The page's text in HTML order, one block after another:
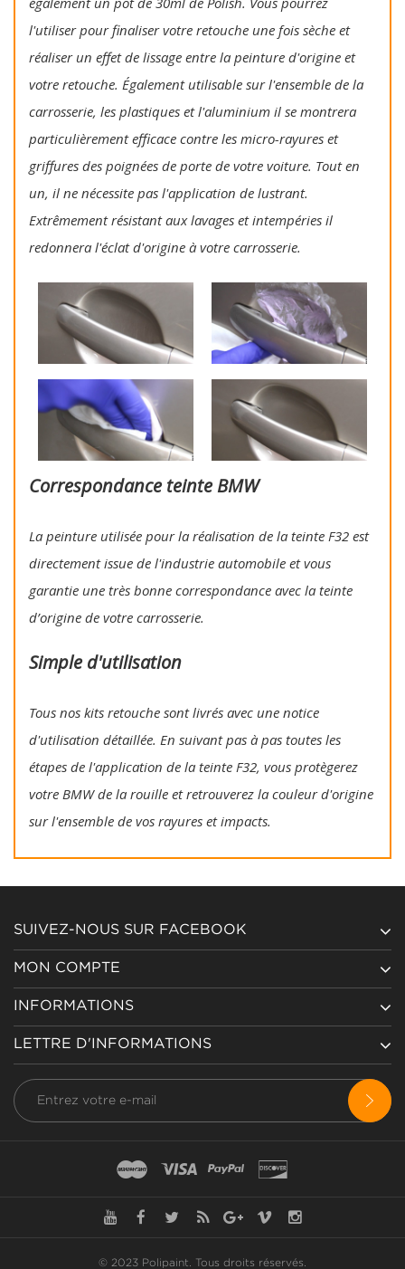
l'utiliser pour finaliser votre retouche une fois sèche et
réaliser un effet de lissage entre la peinture d'origine et
votre retouche. Également utilisable sur l'ensemble de la
carrosserie, les plastiques et l'aluminium il se montrera
particulièrement efficace contre les micro-rayures et
griffures des poignées de porte de votre voiture. Tout en
un, il ne nécessite pas l'application de lustrant.
Extrêmement résistant aux lavages et intempéries il
redonnera l'éclat d'origine à votre carrosserie.
Correspondance teinte BMW
La peinture utilisée pour la réalisation de la teinte F32 est
directement issue de l'industrie automobile et vous
garantie une très bonne correspondance avec la teinte
d’origine de votre carrosserie.
Simple d'utilisation
Tous nos kits retouche sont livrés avec une notice
d'utilisation détaillée. En suivant pas à pas toutes les
étapes de l'application de la teinte F32, vous protègerez
votre BMW de la rouille et retrouverez la couleur d'origine
sur l'ensemble de vos rayures et impacts.
SUIVEZ-NOUS SUR FACEBOOK
MON COMPTE
INFORMATIONS
LETTRE D'INFORMATIONS
© 2023 Polipaint. Tous droits réservés.